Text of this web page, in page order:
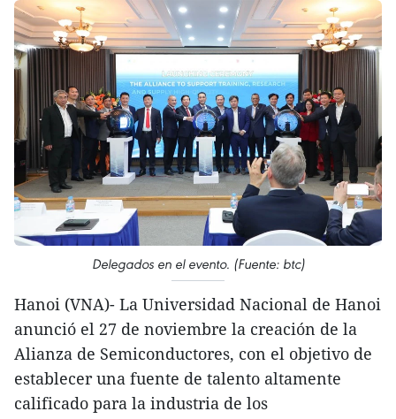
Delegados en el evento. (Fuente: btc)
Hanoi (VNA)- La Universidad Nacional de Hanoi
anunció el 27 de noviembre la creación de la
Alianza de Semiconductores, con el objetivo de
establecer una fuente de talento altamente
calificado para la industria de los